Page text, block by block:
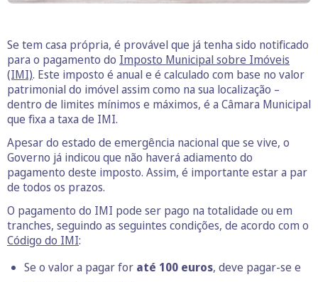
Se tem casa própria, é provável que já tenha sido notificado
para o pagamento do Imposto Municipal sobre Imóveis
(IMI). Este imposto é anual e é calculado com base no valor
patrimonial do imóvel assim como na sua localização –
dentro de limites mínimos e máximos, é a Câmara Municipal
que fixa a taxa de IMI.
Apesar do estado de emergência nacional que se vive, o
Governo já indicou que não haverá adiamento do
pagamento deste imposto. Assim, é importante estar a par
de todos os prazos.
O pagamento do IMI pode ser pago na totalidade ou em
tranches, seguindo as seguintes condições, de acordo com o
Código do IMI:
Se o valor a pagar for até 100 euros, deve pagar-se e